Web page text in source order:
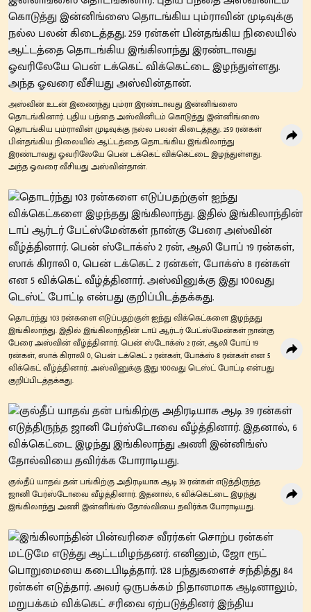
அஸ்வின் உடன் இணைந்து பும்ரா இரண்டாவது இன்னிங்ஸை
தொடங்கினார். புதிய பந்தை அஸ்வினிடம் கொடுத்து இன்னிங்ஸை
தொடங்கிய பும்ராவின் முடிவுக்கு நல்ல பலன் கிடைத்தது. 259 ரன்கள்
பின்தங்கிய நிலையில் ஆட்டத்தை தொடங்கிய இங்கிலாந்து
இரண்டாவது ஓவரிலேயே பென் டக்கெட் விக்கெட்டை இழந்துள்ளது.
அந்த ஓவரை வீசியது அஸ்வின்தான்.
தொடர்ந்து 103 ரன்களை எடுப்பதற்குள் ஐந்து விக்கெட்களை இழந்தது
இங்கிலாந்து. இதில் இங்கிலாந்தின் டாப் ஆர்டர் பேட்ஸ்மேன்கள் நான்கு
பேரை அஸ்வின் வீழ்த்தினார். பென் ஸ்டோக்ஸ் 2 ரன், ஆலி போப் 19
ரன்கள், ஸாக் கிராலி 0, பென் டக்கெட் 2 ரன்கள், போக்ஸ் 8 ரன்கள் என 5
விக்கெட் வீழ்த்தினார். அஸ்வினுக்கு இது 100வது டெஸ்ட் போட்டி என்பது
குறிப்பிடத்தக்கது.
குல்தீப் யாதவ் தன் பங்கிற்கு அதிரடியாக ஆடி 39 ரன்கள் எடுத்திருந்த
ஜானி பேர்ஸ்டோவை வீழ்த்தினார். இதனால், 6 விக்கெட்டை இழந்து
இங்கிலாந்து அணி இன்னிங்ஸ் தோல்வியை தவிர்க்க போராடியது.